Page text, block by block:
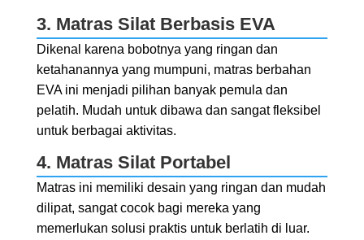
3. Matras Silat Berbasis EVA
Dikenal karena bobotnya yang ringan dan
ketahanannya yang mumpuni, matras berbahan
EVA ini menjadi pilihan banyak pemula dan
pelatih. Mudah untuk dibawa dan sangat fleksibel
untuk berbagai aktivitas.
4. Matras Silat Portabel
Matras ini memiliki desain yang ringan dan mudah
dilipat, sangat cocok bagi mereka yang
memerlukan solusi praktis untuk berlatih di luar.